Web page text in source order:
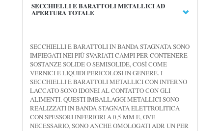
SECCHIELLI E BARATTOLI METALLICI AD
APERTURA TOTALE
SECCHIELLI E BARATTOLI IN BANDA STAGNATA SONO
IMPIEGATI NEI PIÙ SVARIATI CAMPI PER CONTENERE
SOSTANZE SOLIDE O SEMISOLIDE, COSÌ COME
VERNICI E LIQUIDI PERICOLOSI IN GENERE. I
SECCHIELLI E BARATTOLI METALLICI CON INTERNO
LACCATO SONO IDONEI AL CONTATTO CON GLI
ALIMENTI. QUESTI IMBALLAGGI METALLICI SONO
REALIZZATI IN BANDA STAGNATA ELETTROLITICA
CON SPESSORI INFERIORI A 0,5 MM E, OVE
NECESSARIO, SONO ANCHE OMOLOGATI ADR UN PER